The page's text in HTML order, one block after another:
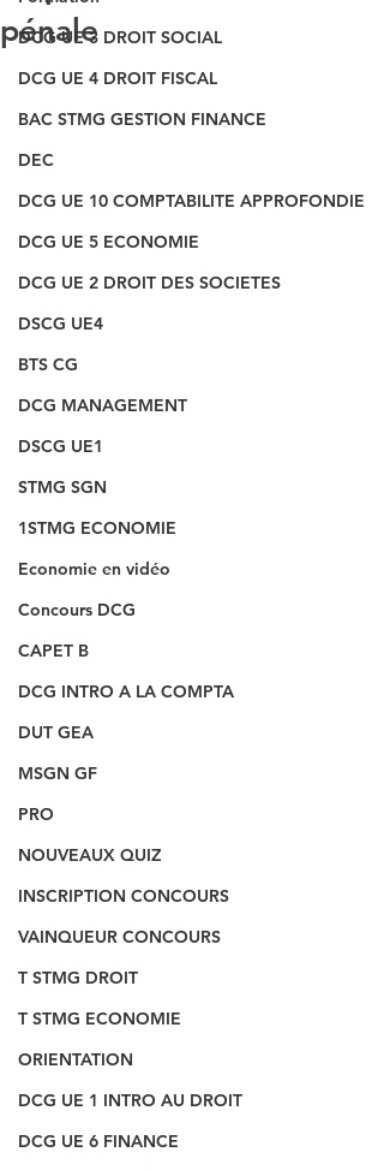
DCG UE 3 DROIT SOCIAL
DCG UE 4 DROIT FISCAL
BAC STMG GESTION FINANCE
DEC
DCG UE 10 COMPTABILITE APPROFONDIE
DCG UE 5 ECONOMIE
DCG UE 2 DROIT DES SOCIETES
DSCG UE4
BTS CG
DCG MANAGEMENT
DSCG UE1
STMG SGN
1STMG ECONOMIE
Economie en vidéo
Concours DCG
CAPET B
DCG INTRO A LA COMPTA
DUT GEA
MSGN GF
PRO
NOUVEAUX QUIZ
INSCRIPTION CONCOURS
VAINQUEUR CONCOURS
T STMG DROIT
T STMG ECONOMIE
ORIENTATION
DCG UE 1 INTRO AU DROIT
DCG UE 6 FINANCE
pénale